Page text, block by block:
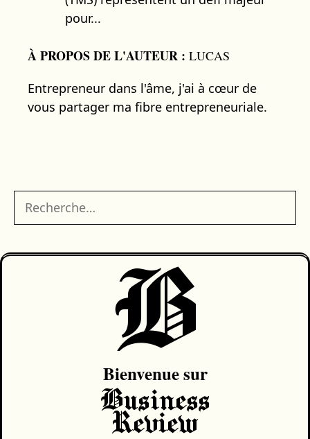
pour...
À PROPOS DE L'AUTEUR : LUCAS
Entrepreneur dans l'âme, j'ai à cœur de
vous partager ma fibre entrepreneuriale.
Rechercher :
B
Bienvenue sur
Business
Review